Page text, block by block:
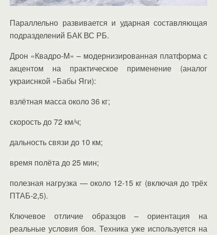
Параллельно развивается и ударная составляющая
подразделений БАК ВС РБ.
Дрон «Квадро-М» – модернизированная платформа с
акцентом на практическое применение (аналог
украиснкой «Бабы Яги):
взлётная масса около 36 кг;
скорость до 72 км/ч;
дальность связи до 10 км;
время полёта до 25 мин;
полезная нагрузка — около 12-15 кг (включая до трёх
ПТАБ-2,5).
Ключевое отличие образцов – ориентация на
реальные условия боя. Техника уже используется на